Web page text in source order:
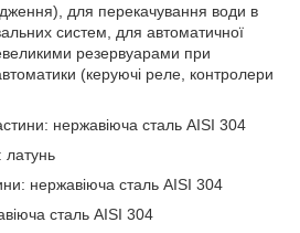
для перекачування води в
систем, для автоматичної
резервуарами при
(керуючі реле, контролери
нержавіюча сталь AISI 304
латунь
нержавіюча сталь AISI 304
сталь AISI 304